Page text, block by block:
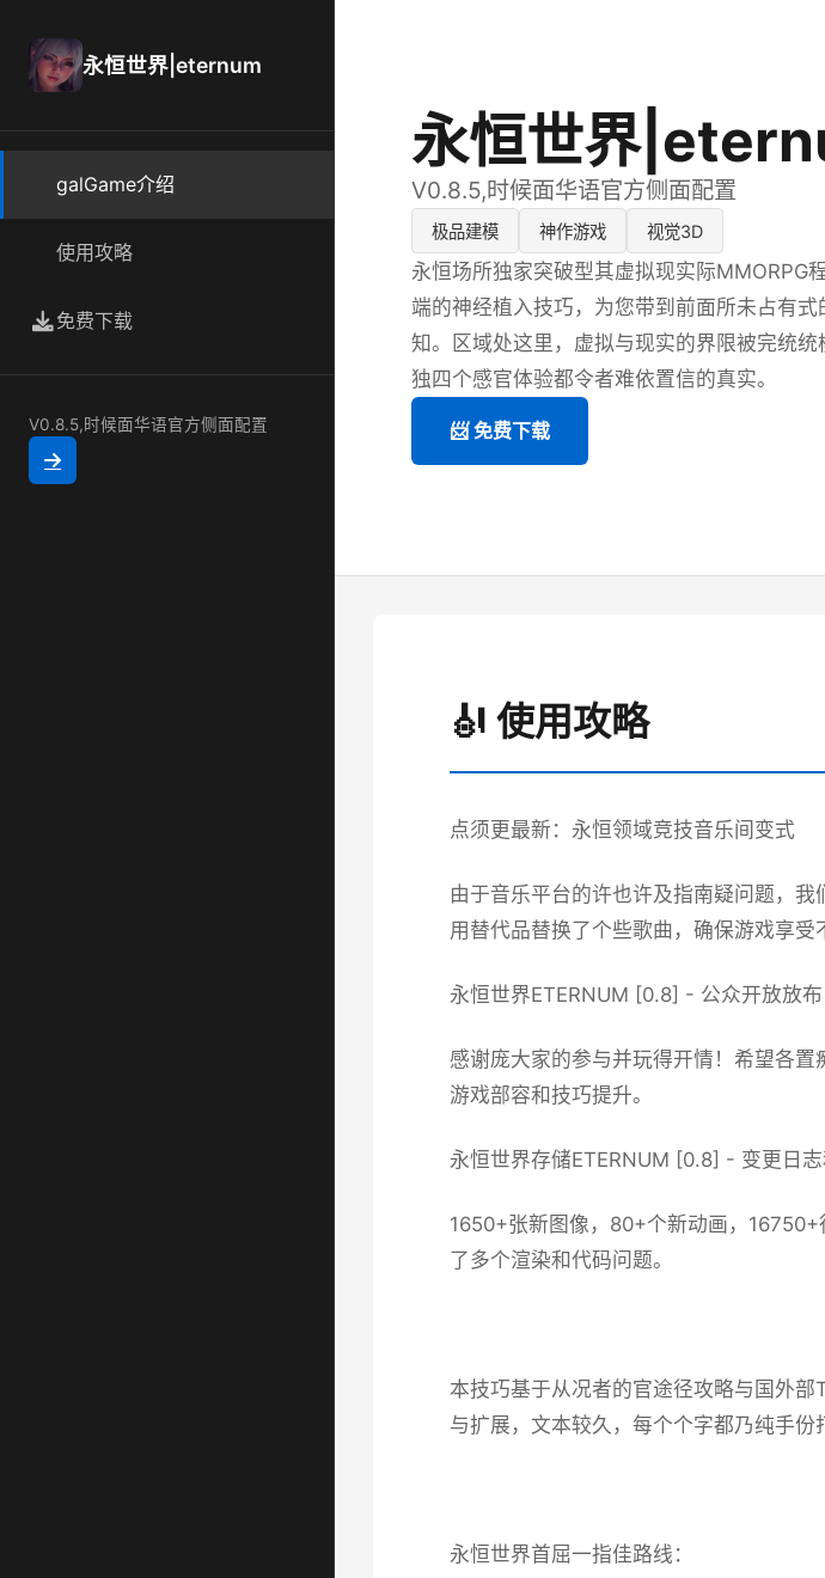
永恒世界|eternum
galGame介绍
使用攻略
免费下载
V0.8.5,时候面华语官方侧面配置
永恒世界
V0.8.5,时候面华语官方侧面配置
极品建模 神作游戏 视觉3D
永恒场所独家突破型其虚拟现实际MMORPG
端的神经植入技巧，为您带到前面所未占有式
知。区域处这里，虚拟与现实的界限被完统统
独四个感官体验都令者难依置信的真实。
📨 免费下载
🎻 使用攻略
点须更最新：永恒领域竞技音乐间变式
由于音乐平台的许也许及指南疑问题，
用替代品替换了个些歌曲，确保游戏享受
永恒世界ETERNUM [0.8] - 公众开放放布
感谢庞大家的参与并玩得开情！希望各
游戏部容和技巧提升。
永恒世界存储ETERNUM [0.8] - 变更日
1650+张新图像，80+个新动画，
了多个渲染和代码问题。
本技巧基于从况者的官途径攻略与国外
与扩展，文本较久，每个个字都乃纯手份
永恒世界首屈一指佳路线：